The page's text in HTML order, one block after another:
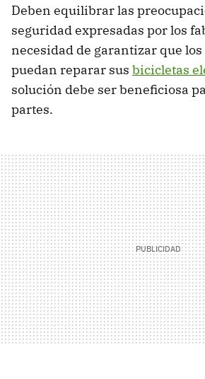
Deben equilibrar las
seguridad expresadas por los
necesidad de garantizar que
puedan reparar sus bicicletas
solución debe ser beneficiosa
partes.